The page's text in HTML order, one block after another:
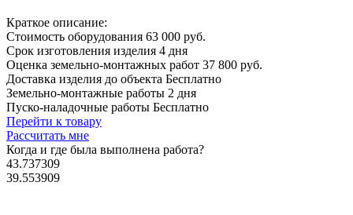
Краткое описание:
Стоимость оборудования 63 000 руб.
Срок изготовления изделия 4 дня
Оценка земельно-монтажных работ 37 800 руб.
Доставка изделия до объекта Бесплатно
Земельно-монтажные работы 2 дня
Пуско-наладочные работы Бесплатно
Перейти к товару
Рассчитать мне
Когда и где была выполнена работа?
43.737309
39.553909